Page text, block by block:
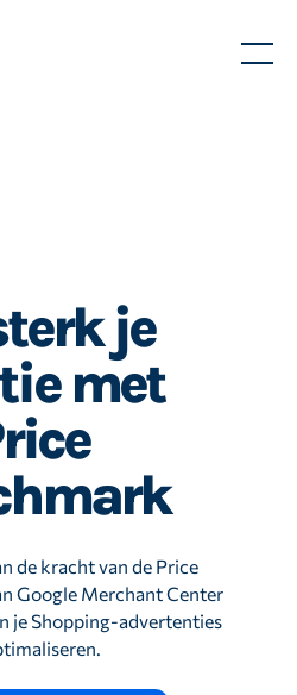
je
met
de kracht van de Price
Google Merchant Center
je Shopping-advertenties